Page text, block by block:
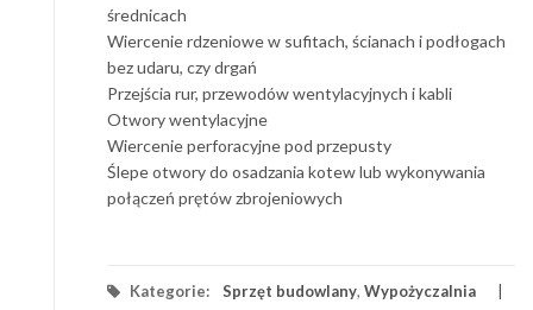
średnicach
Wiercenie rdzeniowe w sufitach, ścianach i podłogach
bez udaru, czy drgań
Przejścia rur, przewodów wentylacyjnych i kabli
Otwory wentylacyjne
Wiercenie perforacyjne pod przepusty
Ślepe otwory do osadzania kotew lub wykonywania
połączeń prętów zbrojeniowych
Kategorie: Sprzęt budowlany, Wypożyczalnia